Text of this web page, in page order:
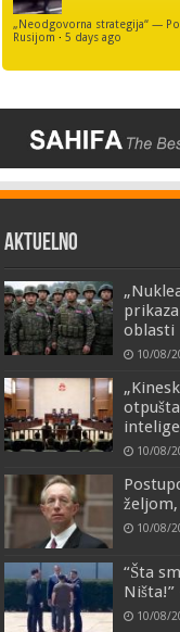
„Neodgovorna strategija“ —
Rusijom ·5 days ago
AKTUELNO
oblasti
10/08/
10/08/
10/08/
“Šta
10/08/